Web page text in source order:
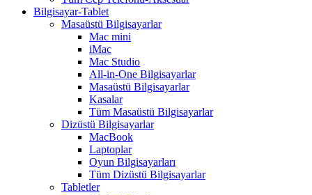
Bilgisayar-Tablet
Masaüstü Bilgisayarlar
Mac mini
iMac
Mac Studio
All-in-One Bilgisayarlar
Masaüstü Bilgisayarlar
Kasalar
Tüm Masaüstü Bilgisayarlar
Dizüstü Bilgisayarlar
MacBook
Laptoplar
Oyun Bilgisayarları
Tüm Dizüstü Bilgisayarlar
Tabletler